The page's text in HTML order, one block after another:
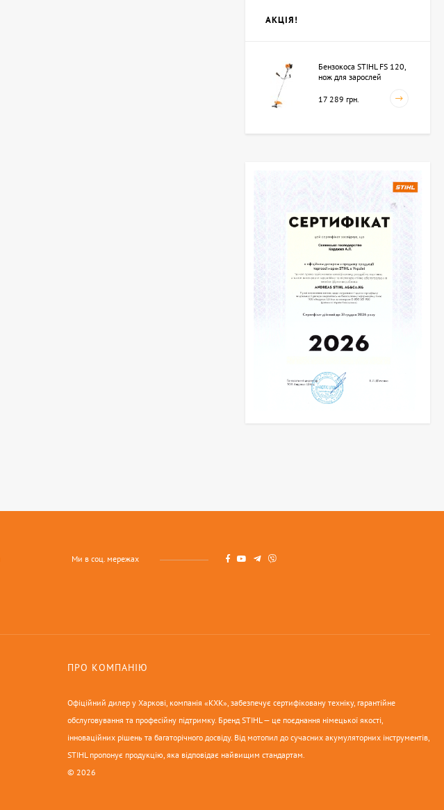
АКЦІЯ!
Бензокоса STIHL FS 120,
нож для зарослей
17 289 грн.
Ми в соц. мережах
ПРО КОМПАНІЮ
Офіційний дилер у Харкові, компанія «КХК», забезпечує сертифіковану техніку, гарантійне
обслуговування та професійну підтримку. Бренд STIHL — це поєднання німецької якості,
інноваційних рішень та багаторічного досвіду. Від мотопил до сучасних акумуляторних інструментів,
STIHL пропонує продукцію, яка відповідає найвищим стандартам.
© 2026